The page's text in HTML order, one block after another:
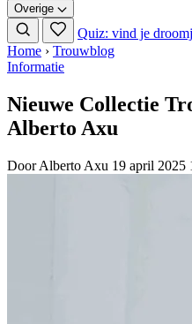
Overige
Quiz: vind je
Home › Trouwblog
Informatie
Nieuwe Collectie
Alberto Axu
Door Alberto Axu 19 april 2025